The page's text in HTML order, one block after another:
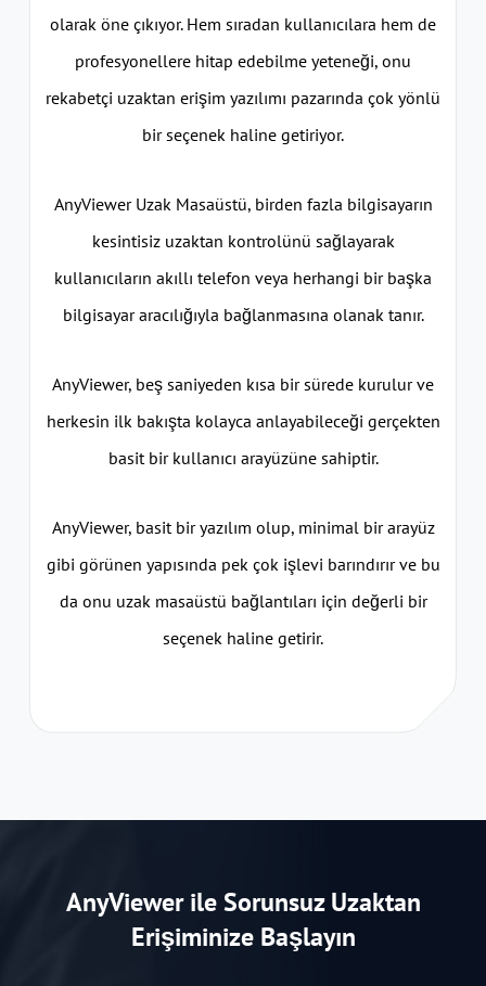
olarak öne çıkıyor. Hem sıradan kullanıcılara hem de
profesyonellere hitap edebilme yeteneği, onu
rekabetçi uzaktan erişim yazılımı pazarında çok yönlü
bir seçenek haline getiriyor.
AnyViewer Uzak Masaüstü, birden fazla bilgisayarın
kesintisiz uzaktan kontrolünü sağlayarak
kullanıcıların akıllı telefon veya herhangi bir başka
bilgisayar aracılığıyla bağlanmasına olanak tanır.
AnyViewer, beş saniyeden kısa bir sürede kurulur ve
herkesin ilk bakışta kolayca anlayabileceği gerçekten
basit bir kullanıcı arayüzüne sahiptir.
AnyViewer, basit bir yazılım olup, minimal bir arayüz
gibi görünen yapısında pek çok işlevi barındırır ve bu
da onu uzak masaüstü bağlantıları için değerli bir
seçenek haline getirir.
AnyViewer ile Sorunsuz Uzaktan
Erişiminize Başlayın